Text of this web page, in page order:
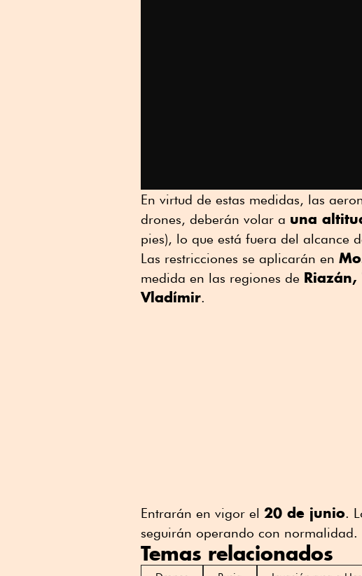
En virtud de estas medidas, las
drones, deberán volar a una
pies), lo que está fuera del alcance
Las restricciones se aplicarán en
medida en las regiones de
Vladímir.
Entrarán en vigor el 20 de junio.
seguirán operando con normalidad.
Temas relacionados